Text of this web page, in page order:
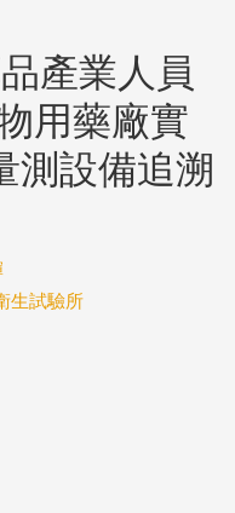
產業人員
用藥廠實
測設備追溯
生試驗所